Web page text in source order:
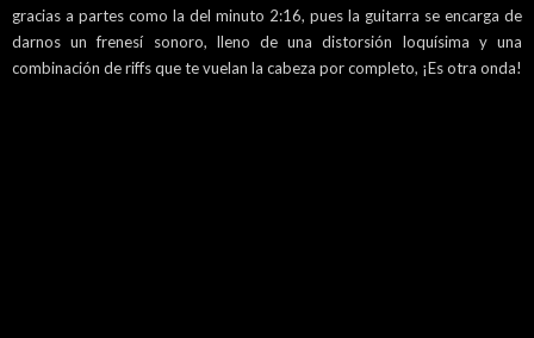
gracias a partes como la del minuto 2:16, pues la guitarra se encarga de
darnos un frenesí sonoro, lleno de una distorsión loquísima y una
combinación de riffs que te vuelan la cabeza por completo, ¡Es otra onda!